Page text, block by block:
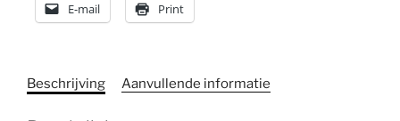
E-mail Print
Beschrijving Aanvullende informatie